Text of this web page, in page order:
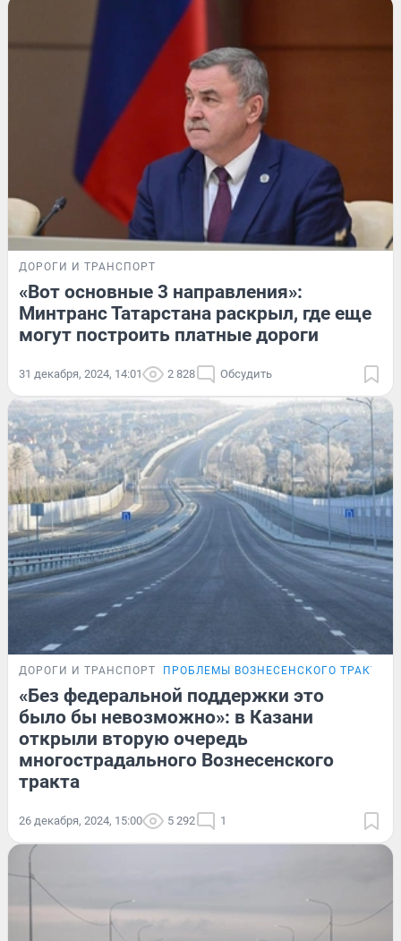
ДОРОГИ И ТРАНСПОРТ
«Вот основные 3 направления»:
Минтранс Татарстана раскрыл, где еще
могут построить платные дороги
31 декабря, 2024, 14:01 2 828 Обсудить
ДОРОГИ И ТРАНСПОРТ ПРОБЛЕМЫ ВОЗНЕСЕНСКОГО ТРАКТА
«Без федеральной поддержки это
было бы невозможно»: в Казани
открыли вторую очередь
многострадального Вознесенского
тракта
26 декабря, 2024, 15:00 5 292 1